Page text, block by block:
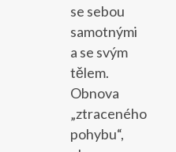
se sebou
samotnými
a se svým
tělem.
Obnova
„ztraceného
pohybu“,